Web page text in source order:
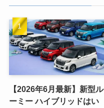
【2026年6月最新】新型ル
ーミー ハイブリッドはい